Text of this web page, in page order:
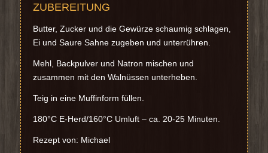
ZUBEREITUNG
Butter, Zucker und die Gewürze schaumig schlagen,
Ei und Saure Sahne zugeben und unterrühren.
Mehl, Backpulver und Natron mischen und
zusammen mit den Walnüssen unterheben.
Teig in eine Muffinform füllen.
180°C E-Herd/160°C Umluft – ca. 20-25 Minuten.
Rezept von: Michael